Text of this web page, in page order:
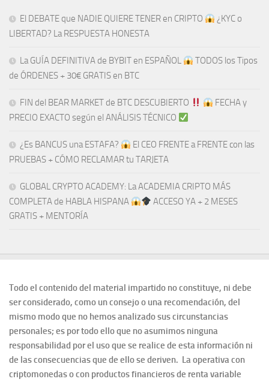
El DEBATE que NADIE QUIERE TENER en CRIPTO
¿KYC o
LIBERTAD? La RESPUESTA HONESTA
La GUÍA DEFINITIVA de BYBIT en ESPAÑOL
TODOS los Tipos
de ÓRDENES + 30€ GRATIS en BTC
FIN del BEAR MARKET de BTC DESCUBIERTO
FECHA y
PRECIO EXACTO según el ANÁLISIS TÉCNICO
¿Es BANCUS una ESTAFA?
El CEO FRENTE a FRENTE con las
PRUEBAS + CÓMO RECLAMAR tu TARJETA
GLOBAL CRYPTO ACADEMY: La ACADEMIA CRIPTO MÁS
COMPLETA de HABLA HISPANA
ACCESO YA + 2 MESES
GRATIS + MENTORÍA
Todo el contenido del material impartido no constituye, ni debe
ser considerado, como un consejo o una recomendación, del
mismo modo que no hemos analizado sus circunstancias
personales; es por todo ello que no asumimos ninguna
responsabilidad por el uso que se realice de esta información ni
de las consecuencias que de ello se deriven. La operativa con
criptomonedas o con productos financieros de renta variable